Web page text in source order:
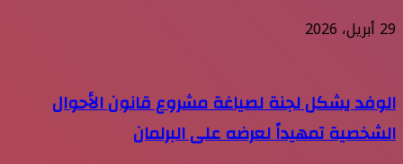
29 أبريل، 2026
الوفد يشكل لجنة لصياغة مشروع قانون الأحوال
الشخصية تمهيداً لعرضه على البرلمان